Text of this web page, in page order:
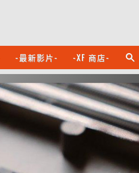
-最新影片- -XF 商店- search